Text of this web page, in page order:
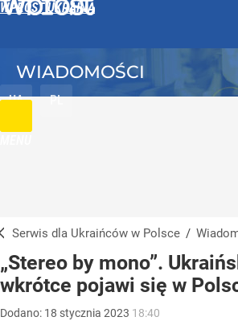
WPROST UKRAINA
UA PL
WIADOMOŚCI
Serwis dla Ukraińców w Polsce /
„Stereo by mono”.
wkrótce pojawi się w
Dodano: 18 stycznia 2023 18:40